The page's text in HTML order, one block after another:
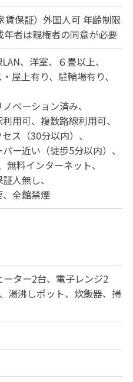
賃保証）外国人可 年齢制限
年者は親権者の同意が必要
洋室
６畳以上
屋上有り
駐輪場有り
ベーション済み
用可
複数路線利用可
ス（30分以内）
ー近い（徒歩5分以内）
無料インターネット
証人無し
全館禁煙
ター2台、電子レンジ2
湯沸しポット、炊飯器、掃